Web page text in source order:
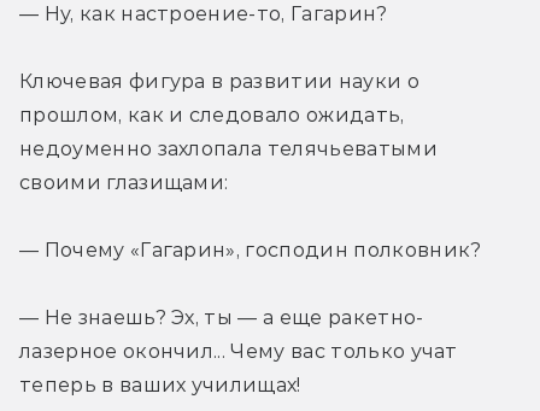
— Ну, как настроение-то, Гагарин?
Ключевая фигура в развитии науки о
прошлом, как и следовало ожидать,
недоуменно захлопала телячьеватыми
своими глазищами:
— Почему «Гагарин», господин полковник?
— Не знаешь? Эх, ты — а еще ракетно-
лазерное окончил... Чему вас только учат
теперь в ваших училищах!